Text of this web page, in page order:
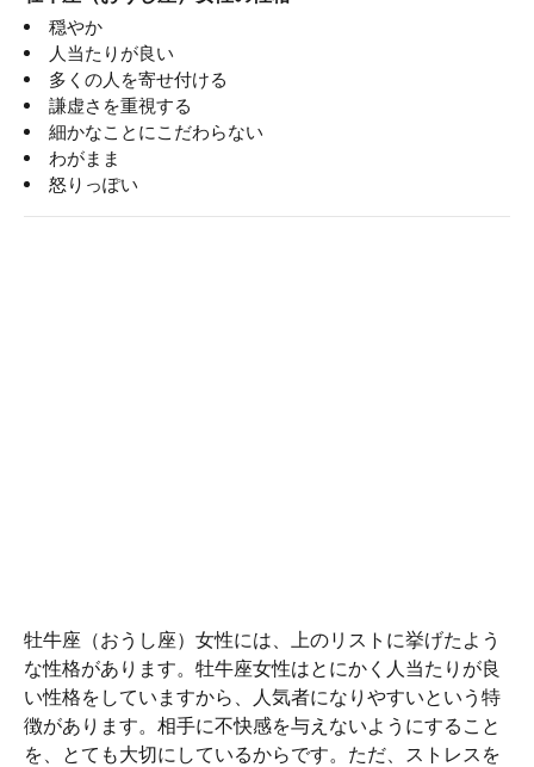
穏やか
人当たりが良い
多くの人を寄せ付ける
謙虚さを重視する
細かなことにこだわらない
わがまま
怒りっぽい
牡牛座（おうし座）女性には、上のリストに挙げたよう
な性格があります。牡牛座女性はとにかく人当たりが良
い性格をしていますから、人気者になりやすいという特
徴があります。相手に不快感を与えないようにすること
を、とても大切にしているからです。ただ、ストレスを